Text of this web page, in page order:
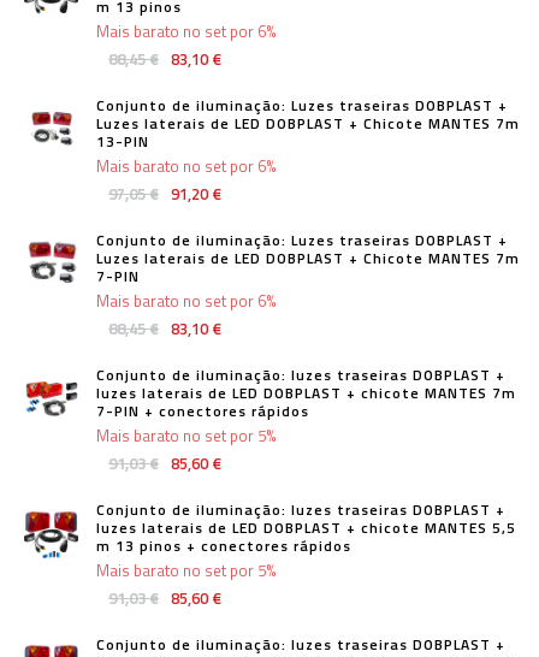
m 13 pinos
88,45 € 83,10 €
Mais barato no set por 6%
Conjunto de iluminação: Luzes traseiras DOBPLAST +
Luzes laterais de LED DOBPLAST + Chicote MANTES 7m
13-PIN
97,05 € 91,20 €
Mais barato no set por 6%
Conjunto de iluminação: Luzes traseiras DOBPLAST +
Luzes laterais de LED DOBPLAST + Chicote MANTES 7m
7-PIN
88,45 € 83,10 €
Mais barato no set por 6%
Conjunto de iluminação: luzes traseiras DOBPLAST +
luzes laterais de LED DOBPLAST + chicote MANTES 7m
7-PIN + conectores rápidos
91,03 € 85,60 €
Mais barato no set por 5%
Conjunto de iluminação: luzes traseiras DOBPLAST +
luzes laterais de LED DOBPLAST + chicote MANTES 5,5
m 13 pinos + conectores rápidos
91,03 € 85,60 €
Mais barato no set por 5%
Conjunto de iluminação: luzes traseiras DOBPLAST +